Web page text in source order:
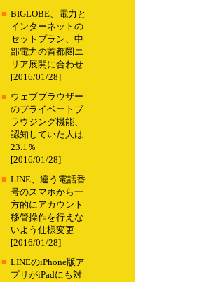
■ BIGLOBE、電力と
インターネットの
セットプラン、中
部電力の首都圏エ
リア展開に合わせ
[2016/01/28]
■ ウェブブラウザー
のプライベートブ
ラウジング機能、
認知していた人は
23.1％
[2016/01/28]
■ LINE、違う電話番
号のスマホから一
方的にアカウント
移管操作を行えな
いよう仕様変更
[2016/01/28]
■ LINEのiPhone版ア
プリがiPadにも対